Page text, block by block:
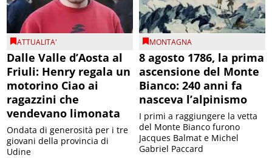
ATTUALITA'
Dalle Valle d’Aosta al
Friuli: Henry regala un
motorino Ciao ai
ragazzini che
vendevano limonata
Ondata di generosità per i tre
giovani della provincia di
Udine
MONTAGNA
8 agosto 1786, la prima
ascensione del Monte
Bianco: 240 anni fa
nasceva l’alpinismo
I primi a raggiungere la vetta
del Monte Bianco furono
Jacques Balmat e Michel
Gabriel Paccard